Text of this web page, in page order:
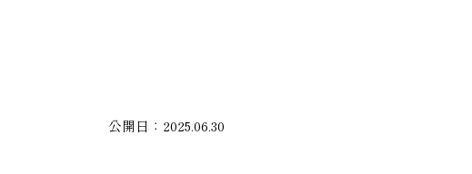
公開日：2025.06.30